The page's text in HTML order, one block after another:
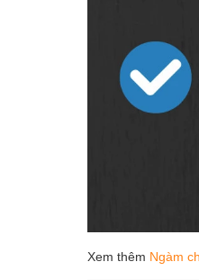
Xem thêm Ngàm